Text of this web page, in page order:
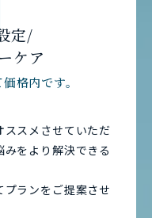
定/
ケア
格内です。
スメさせていただ
をより解決できる
ランをご提案させ